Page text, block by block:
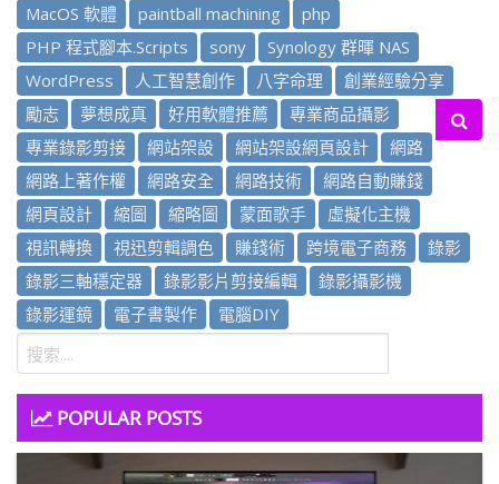
MacOS 軟體
paintball machining
php
PHP 程式腳本.Scripts
sony
Synology 群暉 NAS
WordPress
人工智慧創作 八字命理
創業經驗分享
勵志
夢想成真 好用軟體推薦
專業商品攝影
專業錄影剪接
網站架設 網站架設網頁設計
網路
網路上著作權
網路安全 網路技術
網路自動賺錢
網頁設計
縮圖 縮略圖 蒙面歌手
虛擬化主機
視訊轉換
視迅剪輯調色 賺錢術 跨境電子商務
錄影
錄影三軸穩定器
錄影影片剪接編輯
錄影攝影機
錄影運鏡
電子書製作 電腦DIY
POPULAR POSTS